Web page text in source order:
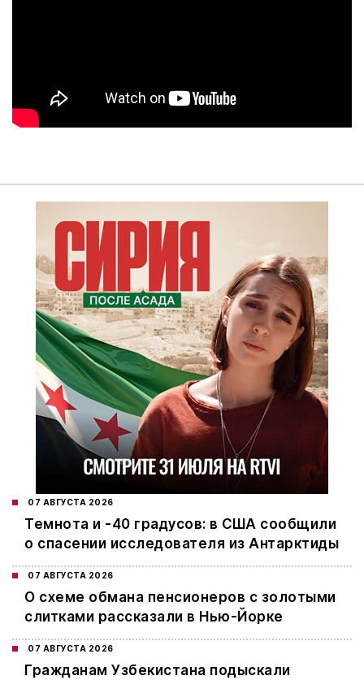
07 АВГУСТА 2026
Темнота и -40 градусов: в США сообщили
о спасении исследователя из Антарктиды
07 АВГУСТА 2026
О схеме обмана пенсионеров с золотыми
слитками рассказали в Нью-Йорке
07 АВГУСТА 2026
Гражданам Узбекистана подыскали